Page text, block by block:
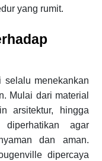
yang rumit.
selalu menekankan
Mulai dari material
arsitektur, hingga
diperhatikan agar
dan aman.
dipercaya